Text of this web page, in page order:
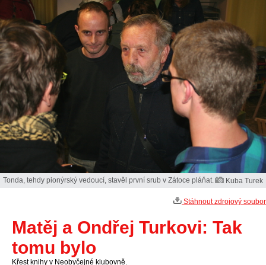
Tonda, tehdy pionýrský vedoucí, stavěl první srub v Zátoce pláňat. Kuba Turek
Stáhnout zdrojový soubor
Matěj a Ondřej Turkovi: Tak
tomu bylo
Křest knihy v Neobyčejné klubovně.